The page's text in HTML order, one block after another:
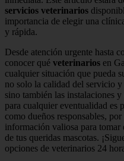
servicios veterinarios
importancia de elegir una
y rápida.
Desde atención urgente hasta
conocer qué veterinarios en
cualquier situación que pueda
no solo la calidad del servicio
sino también las instalaciones
para cualquier eventualidad es
como dueños responsables,
información valiosa para tomar
de tus queridas mascotas.
opciones de veterinarios 24